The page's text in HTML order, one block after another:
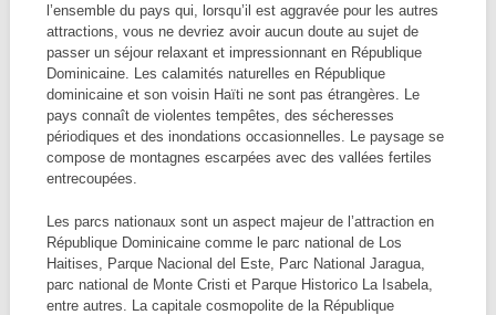
l’ensemble du pays qui, lorsqu’il est aggravée pour les autres
attractions, vous ne devriez avoir aucun doute au sujet de
passer un séjour relaxant et impressionnant en République
Dominicaine. Les calamités naturelles en République
dominicaine et son voisin Haïti ne sont pas étrangères. Le
pays connaît de violentes tempêtes, des sécheresses
périodiques et des inondations occasionnelles. Le paysage se
compose de montagnes escarpées avec des vallées fertiles
entrecoupées.
Les parcs nationaux sont un aspect majeur de l’attraction en
République Dominicaine comme le parc national de Los
Haitises, Parque Nacional del Este, Parc National Jaragua,
parc national de Monte Cristi et Parque Historico La Isabela,
entre autres. La capitale cosmopolite de la République